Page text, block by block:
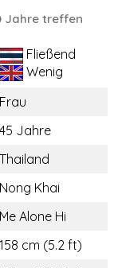
Jahre treffen
Fließend
Wenig
Frau
45 Jahre
Thailand
Nong Khai
Me Alone Hi
158 cm (5.2 ft)